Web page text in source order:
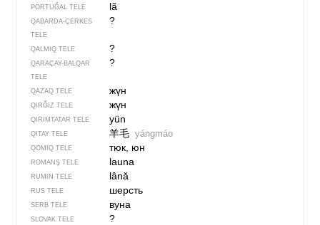
PORTUĞAL TELE lã
QABARDA-ÇERKES
TELE
?
QALMIQ TELE ?
QARAÇAY-BALQAR
TELE
?
QAZAQ TELE жүн
QIRĞIZ TELE жүн
QIRIMTATAR TELE yün
QITAY TELE 羊毛 yángmáo
QOMIQ TELE тюк, юн
ROMANŞ TELE launa
RUMIN TELE lână
RUS TELE шерсть
SERB TELE вуна
SLOVAK TELE ?